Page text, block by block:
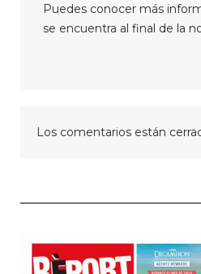
Puedes conocer más
se encuentra al final de la
Los comentarios están